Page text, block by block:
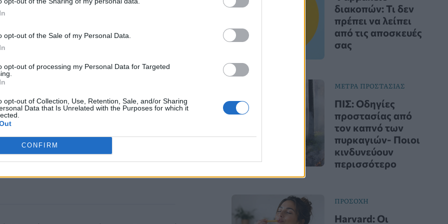
opt-out of the Sale of my Personal Data.
opt-out of processing my Personal Data for Targeted
opt-out of Collection, Use, Retention, Sale, and/or Sharing
Data that Is Unrelated with the Purposes for which it
CONFIRM
να αυξήσουν τον κίνδυνο
συνθήκες είναι
Vibrio , με βάση τη θερμοκρασία
συγκέντρωσης θαλασσινού
διακοπών: Τι δεν
πρέπει να λείπει
από τις αποσκευές
σας
ΜΕΤΡΑ ΠΡΟΣΤΑΣΙΑΣ
ΠΙΣ: Οδηγίες
προστασίας από
τον καπνό των
πυρκαγιών- Ποιοι
κινδυνεύουν
περισσότερο
ΠΡΟΣΟΧΗ
Harvard: Οι